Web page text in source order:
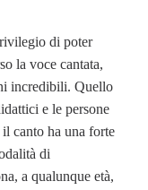
di poter
la voce cantata,
incredibili. Quello
e le persone
canto ha una forte
di
a qualunque età,